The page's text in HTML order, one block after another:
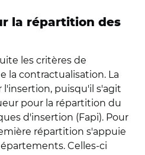
la répartition des
les critères de
la contractualisation. La
puisqu'il s'agit
pour la répartition du
d'insertion (Fapi). Pour
répartition s'appuie
Celles-ci